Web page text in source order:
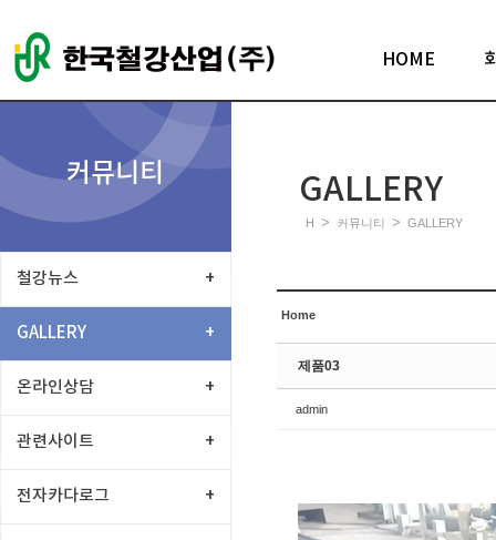
HOME
커뮤니티
철강뉴스 +
GALLERY +
온라인상담 +
관련사이트 +
전자카다로그 +
GALLERY
H > 커뮤니티 > GALLERY
Home
제품03
admin
Sketchbook5, 스케치북5
Sketchbook5, 스케치북5